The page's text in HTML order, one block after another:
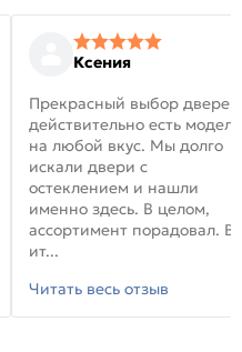
Ксения
Прекрасный выбор
действительно есть модели
на любой вкус. Мы долго
искали двери с
остеклением и нашли
именно здесь. В целом,
ассортимент порадовал. В
ит...
Читать весь отзыв